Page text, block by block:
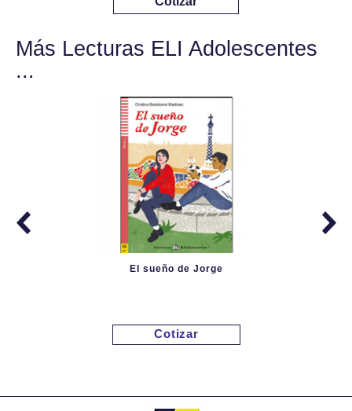
Más Lecturas ELI Adolescentes
...
El sueño de Jorge
Cotizar